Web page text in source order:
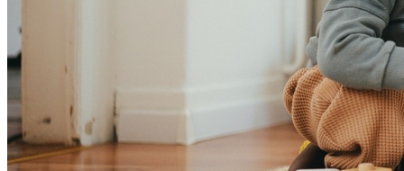
Fortaleza